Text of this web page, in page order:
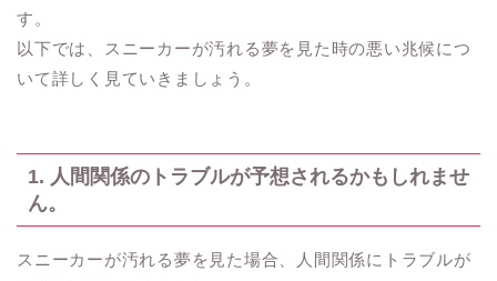
す。
以下では、スニーカーが汚れる夢を見た時の悪い兆候につ
いて詳しく見ていきましょう。
1. 人間関係のトラブルが予想されるかもしれませ
ん。
スニーカーが汚れる夢を見た場合、人間関係にトラブルが